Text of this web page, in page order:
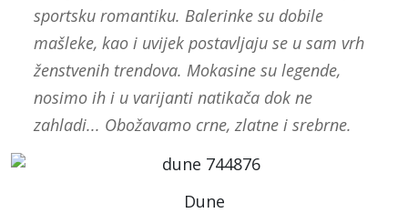
sportsku romantiku. Balerinke su dobile
mašleke, kao i uvijek postavljaju se u sam vrh
ženstvenih trendova. Mokasine su legende,
nosimo ih i u varijanti natikača dok ne
zahladi... Obožavamo crne, zlatne i srebrne.
Dune